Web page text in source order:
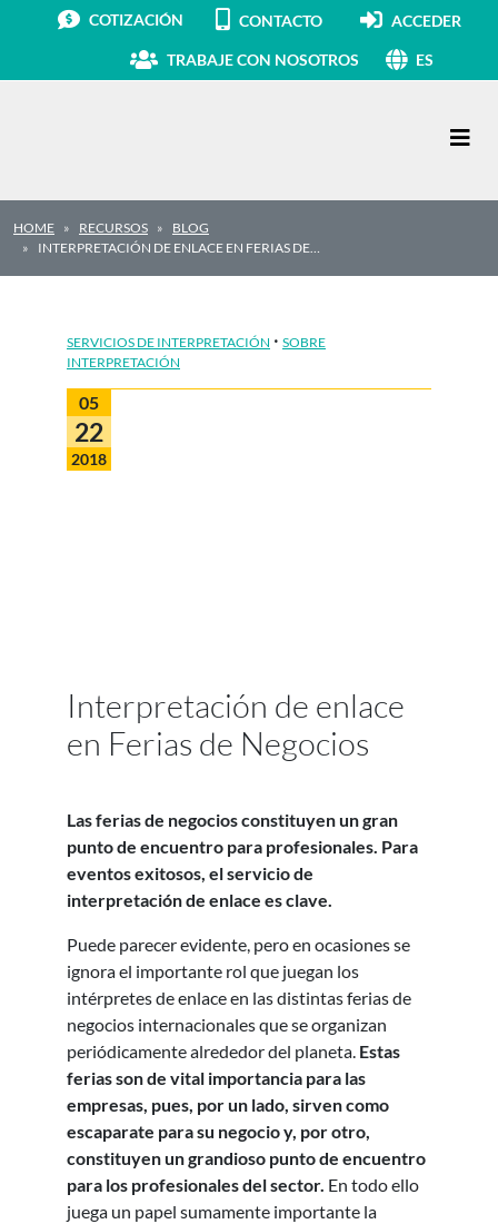
COTIZACIÓN CONTACTO ACCEDER
TRABAJE CON NOSOTROS ES
HOME RECURSOS
BLOG
INTERPRETACIÓN DE ENLACE EN FERIAS DE…
SERVICIOS DE INTERPRETACIÓN · SOBRE
INTERPRETACIÓN
05
22
2018
Interpretación de enlace
en Ferias de Negocios
Las ferias de negocios constituyen un gran
punto de encuentro para profesionales. Para
eventos exitosos, el servicio de
interpretación de enlace es clave.
Puede parecer evidente, pero en ocasiones se
ignora el importante rol que juegan los
intérpretes de enlace en las distintas ferias de
negocios internacionales que se organizan
periódicamente alrededor del planeta. Estas
ferias son de vital importancia para las
empresas, pues, por un lado, sirven como
escaparate para su negocio y, por otro,
constituyen un grandioso punto de encuentro
para los profesionales del sector. En todo ello
juega un papel sumamente importante la